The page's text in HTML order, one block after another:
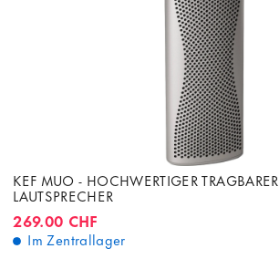
KEF MUO - HOCHWERTIGER TRAGBARER
LAUTSPRECHER
269.00 CHF
Im Zentrallager